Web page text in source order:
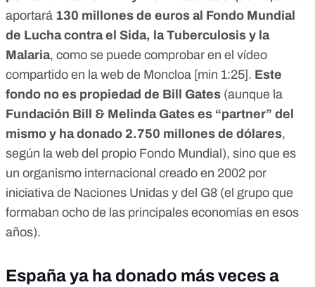
aportará 130 millones de euros al Fondo Mundial
de Lucha contra el Sida, la Tuberculosis y la
Malaria, como se puede comprobar en el vídeo
compartido en la web de Moncloa [min 1:25]. Este
fondo no es propiedad de Bill Gates (aunque la
Fundación Bill & Melinda Gates es “partner” del
mismo y ha donado 2.750 millones de dólares,
según la web del propio Fondo Mundia l), sino que es
un organismo internacional creado en 2002 por
iniciativa de Naciones Unidas y del G8 (el grupo que
formaban ocho de las principales economías en esos
años).
España ya ha donado más veces a